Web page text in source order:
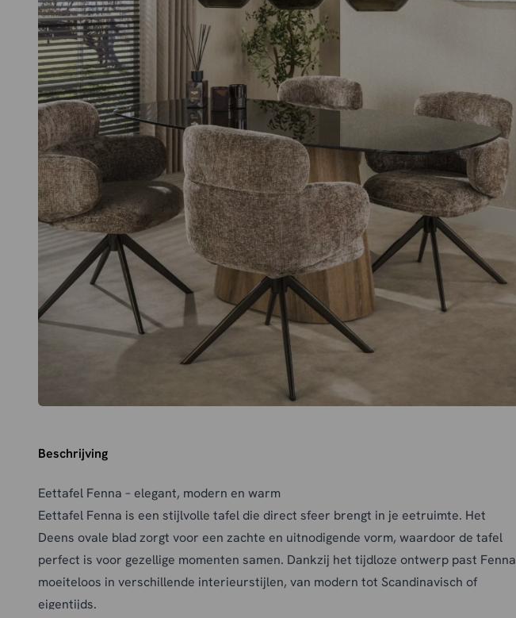
Beschrijving
Eettafel Fenna – elegant, modern en warm
Eettafel Fenna is een stijlvolle tafel die direct sfeer brengt in je eetruimte. Het
Deens ovale blad zorgt voor een zachte en uitnodigende vorm, waardoor de tafel
perfect is voor gezellige momenten samen. Dankzij het tijdloze ontwerp past Fenna
moeiteloos in verschillende interieurstijlen, van modern tot Scandinavisch of
eigentijds.